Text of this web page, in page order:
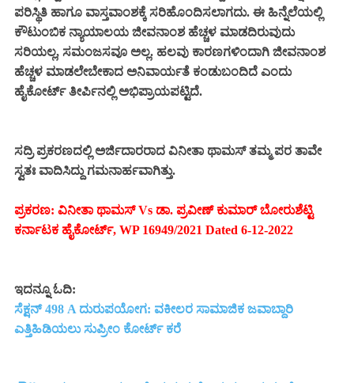
ಪರಿಸ್ಥಿತಿ ಹಾಗೂ ವಾಸ್ತವಾಂಶಕ್ಕೆ ಸರಿಹೊಂದಿಸಲಾಗದು. ಈ ಹಿನ್ನೆಲೆಯಲ್ಲಿ
ಕೌಟುಂಬಿಕ ನ್ಯಾಯಾಲಯ ಜೀವನಾಂಶ ಹೆಚ್ಚಳ ಮಾಡದಿರುವುದು
ಸರಿಯಲ್ಲ, ಸಮಂಜಸವೂ ಅಲ್ಲ. ಹಲವು ಕಾರಣಗಳಿಂದಾಗಿ ಜೀವನಾಂಶ
ಹೆಚ್ಚಳ ಮಾಡಲೇಬೇಕಾದ ಅನಿವಾರ್ಯತೆ ಕಂಡುಬಂದಿದೆ ಎಂದು
ಹೈಕೋರ್ಟ್ ತೀರ್ಪಿನಲ್ಲಿ ಅಭಿಪ್ರಾಯಪಟ್ಟಿದೆ.
ಸದ್ರಿ ಪ್ರಕರಣದಲ್ಲಿ ಅರ್ಜಿದಾರರಾದ ವಿನೀತಾ ಥಾಮಸ್ ತಮ್ಮ ಪರ ತಾವೇ
ಸ್ವತಃ ವಾದಿಸಿದ್ದು ಗಮನಾರ್ಹವಾಗಿತ್ತು.
ಪ್ರಕರಣ: ವಿನೀತಾ ಥಾಮಸ್ Vs ಡಾ. ಪ್ರವೀಣ್ ಕುಮಾರ್ ಬೋರುಶೆಟ್ಟಿ
ಕರ್ನಾಟಕ ಹೈಕೋರ್ಟ್, WP 16949/2021 Dated 6-12-2022
ಇದನ್ನೂ ಓದಿ:
ಸೆಕ್ಷನ್ 498 A ದುರುಪಯೋಗ: ವಕೀಲರ ಸಾಮಾಜಿಕ ಜವಾಬ್ದಾರಿ
ಎತ್ತಿಹಿಡಿಯಲು ಸುಪ್ರೀಂ ಕೋರ್ಟ್ ಕರೆ